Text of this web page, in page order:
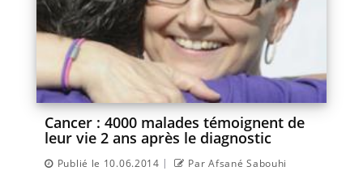
Cancer : 4000 malades témoignent de
leur vie 2 ans après le diagnostic
Publié le 10.06.2014 | Par Afsané Sabouhi